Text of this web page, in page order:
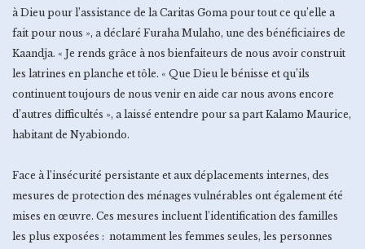
à Dieu pour l’assistance de la Caritas Goma pour tout ce qu’elle a
fait pour nous », a déclaré Furaha Mulaho, une des bénéficiaires de
Kaandja. « Je rends grâce à nos bienfaiteurs de nous avoir construit
les latrines en planche et tôle. « Que Dieu le bénisse et qu’ils
continuent toujours de nous venir en aide car nous avons encore
d’autres difficultés », a laissé entendre pour sa part Kalamo Maurice,
habitant de Nyabiondo.
Face à l’insécurité persistante et aux déplacements internes, des
mesures de protection des ménages vulnérables ont également été
mises en œuvre. Ces mesures incluent l’identification des familles
les plus exposées : notamment les femmes seules, les personnes